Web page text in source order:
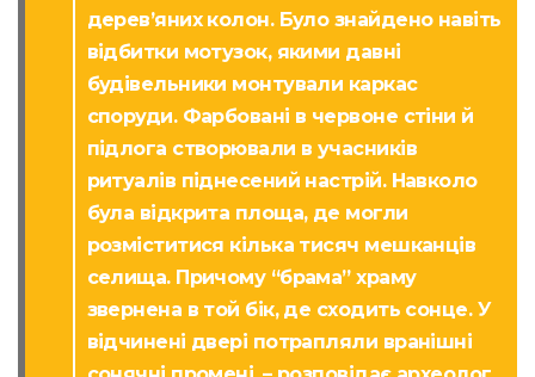
дерев’яних колон. Було знайдено навіть
відбитки мотузок, якими давні
будівельники монтували каркас
споруди. Фарбовані в червоне стіни й
підлога створювали в учасників
ритуалів піднесений настрій. Навколо
була відкрита площа, де могли
розміститися кілька тисяч мешканців
селища. Причому “брама” храму
звернена в той бік, де сходить сонце. У
відчинені двері потрапляли вранішні